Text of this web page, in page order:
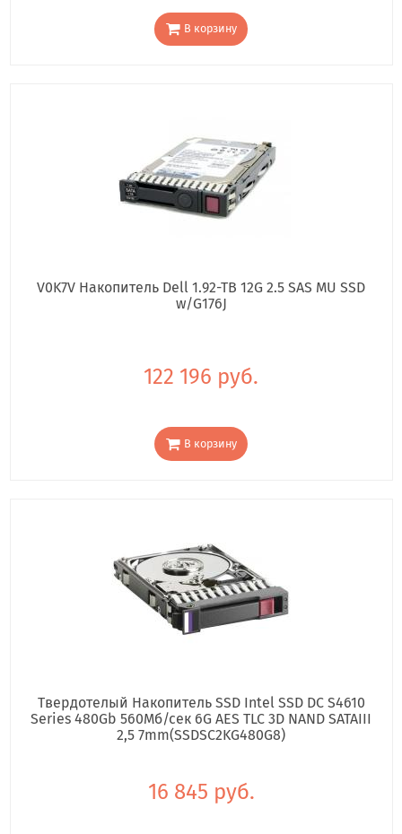
В корзину
V0K7V Накопитель Dell 1.92-TB 12G 2.5 SAS MU SSD
w/G176J
122 196 руб.
В корзину
Твердотелый Накопитель SSD Intel SSD DC S4610
Series 480Gb 560Мб/сек 6G AES TLC 3D NAND SATAIII
2,5 7mm(SSDSC2KG480G8)
16 845 руб.